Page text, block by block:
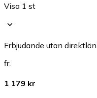
Visa 1 st
Erbjudande utan
fr.
1 179 kr